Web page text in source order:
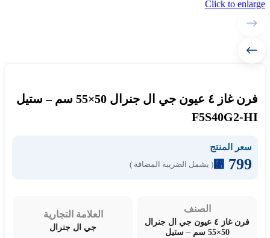
Click to enlarge
فرن غاز ٤ عيون جي ال جنرال 50×55 سم – ستيل
F5S40G2-HI
سعر المنتج
⃁ 799 ( يشمل الضريبة المضافة )
الصنف
فرن غاز ٤ عيون جي ال جنرال
50×55 سم – ستيل
العلامة التجارية
جي ال جنرال